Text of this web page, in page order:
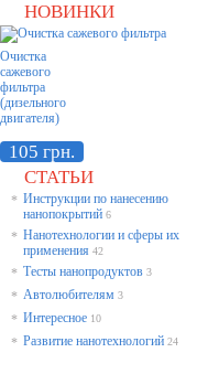
НОВИНКИ
Очистка
сажевого
фильтра
(дизельного
двигателя)
105 грн.
СТАТЬИ
* Инструкции по нанесению
нанопокрытий 6
* Нанотехнологии и сферы их
применения 42
* Тесты нанопродуктов 3
* Автолюбителям 3
* Интересное 10
* Развитие нанотехнологий 24